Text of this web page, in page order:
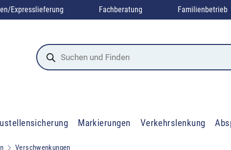
Expresslieferung Fachberatung Familienbetrieb
Products
search
Markierungen Verkehrslenkung
Verschwenkungen